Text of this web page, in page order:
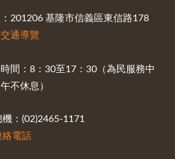
201206 基隆市信義區東信路178
交通導覽
時間：8：30至17：30（為民服務中
不休息）
機：(02)2465-1171
絡電話